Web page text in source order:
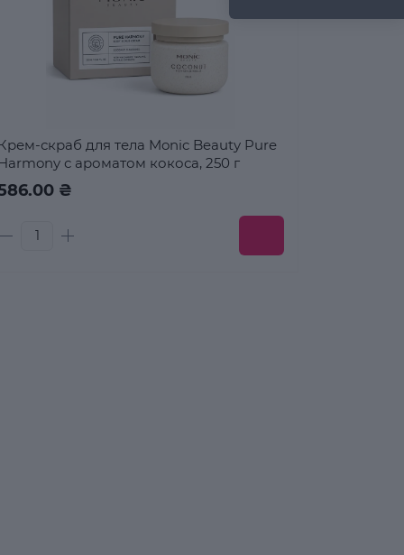
скраб для тела Monic Beauty Pure
с ароматом кокоса, 250 г
₴